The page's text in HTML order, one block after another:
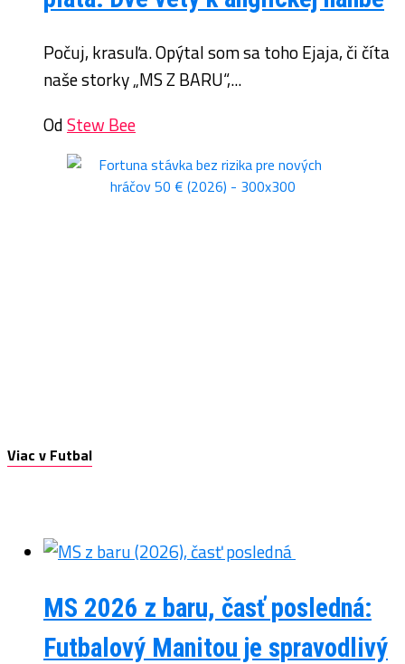
Počuj, krasuľa. Opýtal som sa toho Ejaja, či číta
naše storky „MS Z BARU“,...
OdStew Bee
Viac v Futbal
MS 2026 z baru, časť posledná:
Futbalový Manitou je spravodlivý